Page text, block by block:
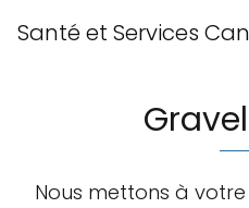
Santé et Services
Nous mettons à